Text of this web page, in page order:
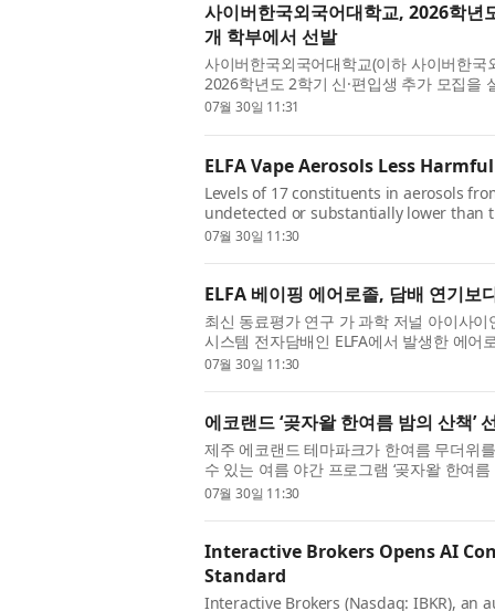
사이버한국외국어대학교, 2026학년
개 학부에서 선발
사이버한국외국어대학교(이하 사이버한
2026학년도 2학기 신·편입생 추가 모집을
정이 100% 온라인으로 운영돼 일과 학습
07월 30일 11:31
ELFA Vape Aerosols Less
Levels of 17 constituents in aerosols
undetected or substantially lower than
reviewed study published by iScience,
07월 30일 11:30
ELFA 베이핑 에어로졸, 담배 연기보
최신 동료평가 연구 가 과학 저널 아이사
시스템 전자담배인 ELFA에서 발생한 에
히 낮은 수준인 것으로 나타났다. 이 연구
07월 30일 11:30
에코랜드 ‘곶자왈 한여름 밤의 산책’
제주 에코랜드 테마파크가 한여름 무더위
수 있는 여름 야간 프로그램 ‘곶자왈 한여
터 31일까지 라벤더역 일대에서 야간 산책
07월 30일 11:30
Interactive Brokers Opens AI
Standard
Interactive Brokers (Nasdaq: IBKR), an